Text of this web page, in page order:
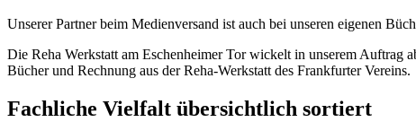
Unserer Partner beim Medienversand ist auch bei unseren eigenen
Die Reha Werkstatt am Eschenheimer Tor wickelt in unserem Auftrag
Bücher und Rechnung aus der Reha-Werkstatt des Frankfurter Vereins.
Fachliche Vielfalt übersichtlich sortiert